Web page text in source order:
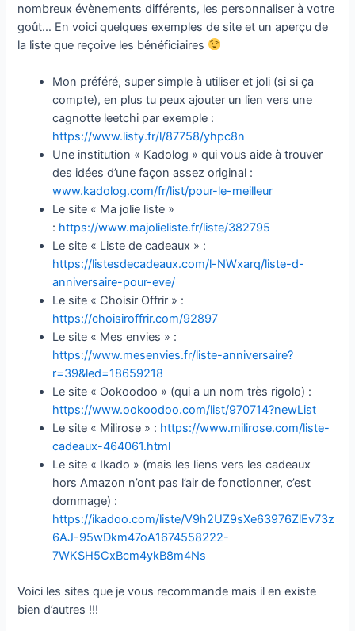
nombreux évènements différents, les personnaliser à votre
goût… En voici quelques exemples de site et un aperçu de
la liste que reçoive les bénéficiaires
Mon préféré, super simple à utiliser et joli (si si ça
compte), en plus tu peux ajouter un lien vers une
cagnotte leetchi par exemple :
https://www.listy.fr/l/87758/yhpc8n
Une institution « Kadolog » qui vous aide à trouver
des idées d’une façon assez original :
www.kadolog.com/fr/list/pour-le-meilleur
Le site « Ma jolie liste »
: https://www.majolieliste.fr/liste/382795
Le site « Liste de cadeaux » :
https://listesdecadeaux.com/l-NWxarq/liste-d-
anniversaire-pour-eve/
Le site « Choisir Offrir » :
https://choisiroffrir.com/92897
Le site « Mes envies » :
https://www.mesenvies.fr/liste-anniversaire?
r=39&led=18659218
Le site « Ookoodoo » (qui a un nom très rigolo) :
https://www.ookoodoo.com/list/970714?newList
Le site « Milirose » : https://www.milirose.com/liste-
cadeaux-464061.html
Le site « Ikado » (mais les liens vers les cadeaux
hors Amazon n’ont pas l’air de fonctionner, c’est
dommage) :
https://ikadoo.com/liste/V9h2UZ9sXe63976ZlEv73z
6AJ-95wDkm47oA1674558222-
7WKSH5CxBcm4ykB8m4Ns
Voici les sites que je vous recommande mais il en existe
bien d’autres !!!